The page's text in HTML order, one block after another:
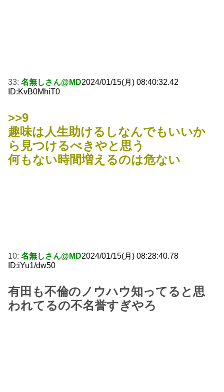
33: 名無しさん@MD2024/01/15(月) 08:40:32.42
ID:KvB0MhiT0
>>9
趣味は人生助けるしなんでもいいか
ら見つけるべきやと思う
何もない時間増えるのは危ない
10: 名無しさん@MD2024/01/15(月) 08:28:40.78
ID:iYu1/dw50
有田も不倫のノウハウ知ってると思
われてるの不名誉すぎやろ